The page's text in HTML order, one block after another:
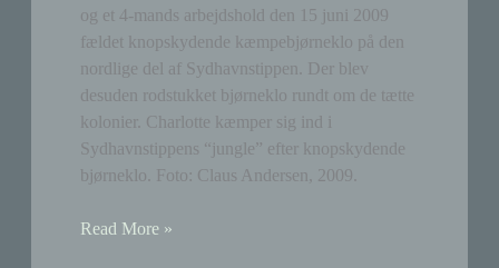
og et 4-mands arbejdshold den 15 juni 2009
fældet knopskydende kæmpebjørneklo på den
nordlige del af Sydhavnstippen. Der blev
desuden rodstukket bjørneklo rundt om de tætte
kolonier. Charlotte kæmper sig ind i
Sydhavnstippens “jungle” efter knopskydende
bjørneklo. Foto: Claus Andersen, 2009.
Bjørneklo
Read More »